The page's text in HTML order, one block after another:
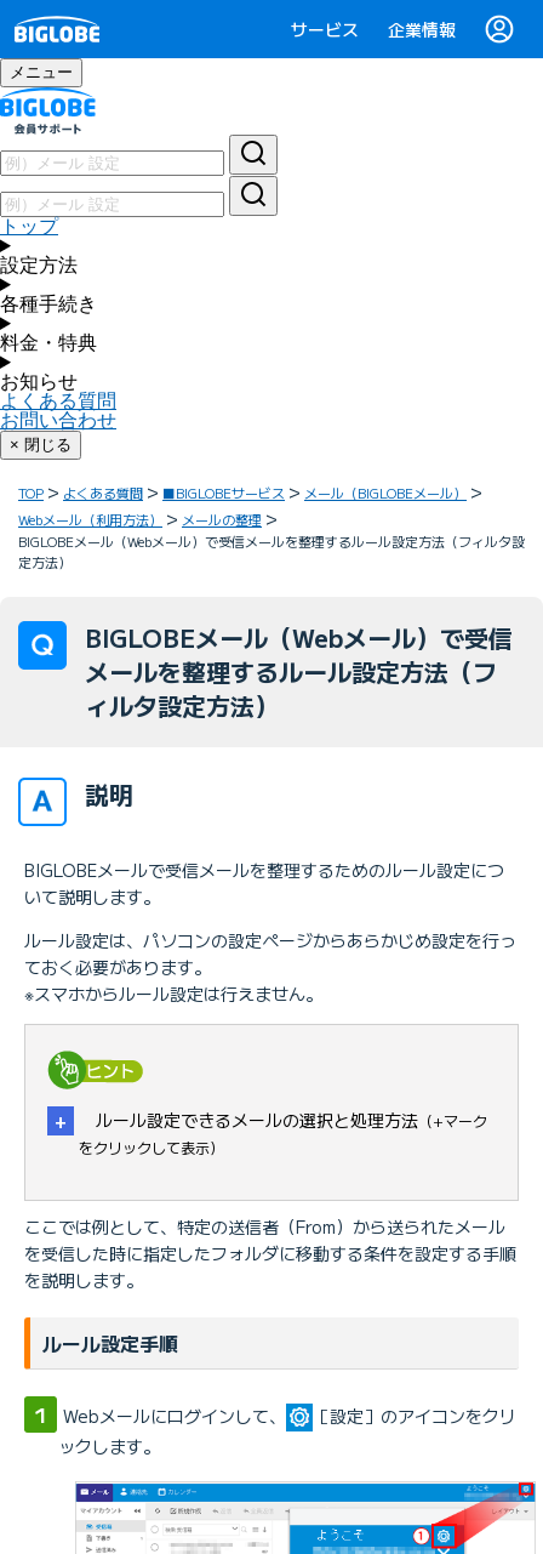
サービス 企業情報
メニュー
トップ
設定方法
各種手続き
料金・特典
お知らせ
よくある質問
お問い合わせ
× 閉じる
TOP よくある質問 ■BIGLOBEサービス
メール（BIGLOBEメール）
Webメール（利用方法）
メールの整理
BIGLOBEメール（Webメール）で受信メールを整理するルール設定方法（フィルタ設
定方法）
BIGLOBEメール（Webメール）で受信
メールを整理するルール設定方法（フ
ィルタ設定方法）
説明
BIGLOBEメールで受信メールを整理するためのルール設定につ
いて説明します。
ルール設定は、パソコンの設定ページからあらかじめ設定を行っ
ておく必要があります。
※スマホからルール設定は行えません。
ルール設定できるメールの選択と処理方法 （+マーク
をクリックして表示）
・
項目：
CC
メールを選択する
条件：
次の文字列を含む
アクション：
フォルダに移動
メールを転送
メールを破棄
ここでは例として、特定の送信者（From）から送られたメール
を受信した時に指定したフォルダに移動する条件を設定する手順
を説明します。
ルール設定手順
Webメールにログインして、
［設定］のアイコンをクリ
ックします。